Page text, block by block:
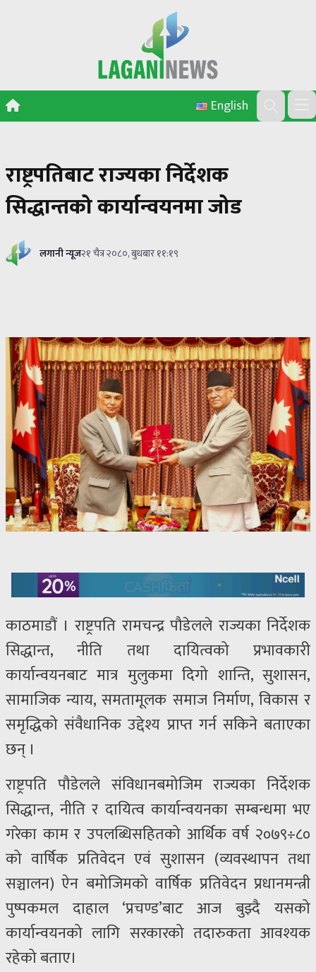
English
Search
राष्ट्रपतिबाट राज्यका निर्देशक
सिद्धान्तको कार्यान्वयनमा जोड
लगानी न्यूज२१ चैत्र २०८०, बुधबार ११:१९
काठमाडौं । राष्ट्रपति रामचन्द्र पौडेलले राज्यका निर्देशक
सिद्धान्त, नीति तथा दायित्वको प्रभावकारी
कार्यान्वयनबाट मात्र मुलुकमा दिगो शान्ति, सुशासन,
सामाजिक न्याय, समतामूलक समाज निर्माण, विकास र
समृद्धिको संवैधानिक उद्देश्य प्राप्त गर्न सकिने बताएका
छन् ।
राष्ट्रपति पौडेलले संविधानबमोजिम राज्यका निर्देशक
सिद्धान्त, नीति र दायित्व कार्यान्वयनका सम्बन्धमा भए
गरेका काम र उपलब्धिसहितको आर्थिक वर्ष २०७९÷८०
को वार्षिक प्रतिवेदन एवं सुशासन (व्यवस्थापन तथा
सञ्चालन) ऐन बमोजिमको वार्षिक प्रतिवेदन प्रधानमन्त्री
पुष्पकमल दाहाल ‘प्रचण्ड’बाट आज बुझ्दै यसको
कार्यान्वयनको लागि सरकारको तदारुकता आवश्यक
रहेको बताए।